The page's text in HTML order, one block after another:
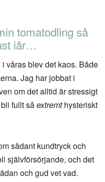
tomatodling så
iår…
våras blev det kaos. Både
Jag har jobbat i
om det alltid är stressigt
fullt såextremthysteriskt
sådant kundtryck och
självförsörjande, och det
och gud vet vad.